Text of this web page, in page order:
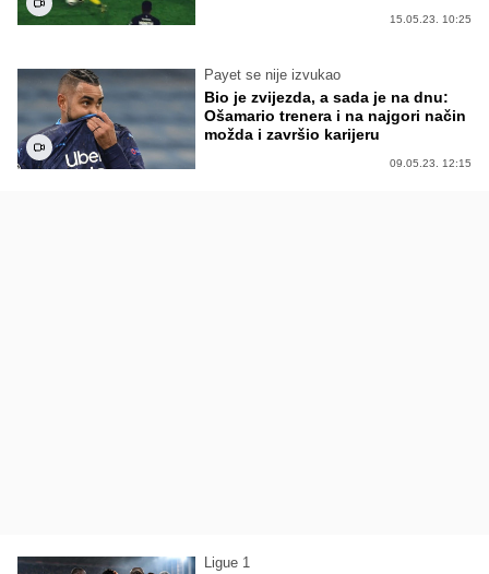
15.05.23. 10:25
Payet se nije izvukao
Bio je zvijezda, a sada je na dnu:
Ošamario trenera i na najgori način
možda i završio karijeru
09.05.23. 12:15
Ligue 1